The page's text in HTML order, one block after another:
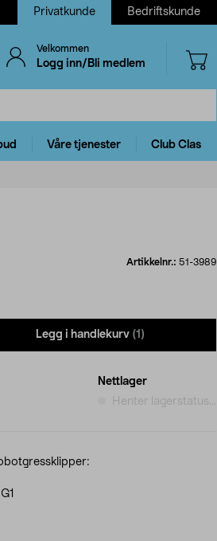
Privatkunde Bedriftskunde
Velkommen
Logg inn/Bli medlem
Våre tjenester Club Clas
Artikkelnr.: 51-3989
Legg i handlekurv (1)
Nettlager
Henter lagerstatus...